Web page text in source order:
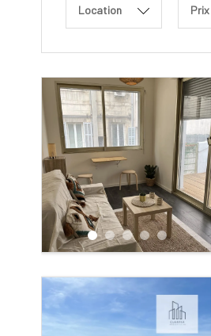
Location Prix